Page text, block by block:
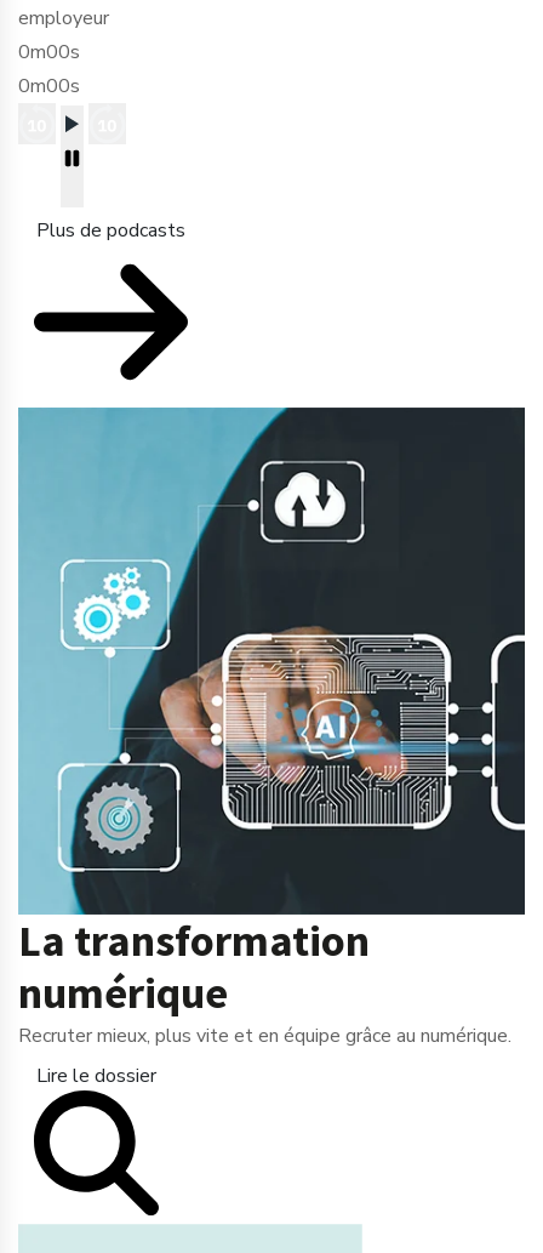
employeur
0m00s
0m00s
Plus de podcasts
La transformation
numérique
Recruter mieux, plus vite et en équipe grâce au numérique.
Lire le dossier